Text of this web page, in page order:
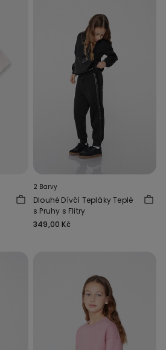
2 Barvy
Dlouhé Dívčí Tepláky Teplé
s Pruhy s Flitry
349,00 Kč